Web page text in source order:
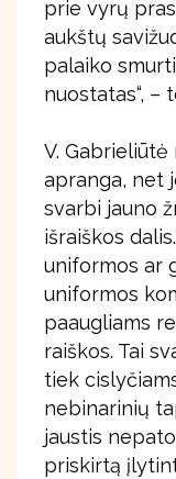
prie vyrų
aukštų
palaiko
nuostatas“, –
V.
apranga, net
svarbi jauno
išraiškos
uniformos ar
uniformos
paaugliams
raiškos. Tai
tiek
nebinarinių
jaustis
priskirtą